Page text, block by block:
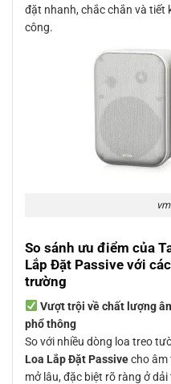
đặt nhanh, chắc chắn và tiết
công.
So sánh ưu điểm của
Lắp Đặt Passive với
trường
Vượt trội về chất lượng
phổ thông
So với nhiều dòng loa treo
Loa Lắp Đặt Passivecho âm
mở lâu, đặc biệt rõ ràng ở